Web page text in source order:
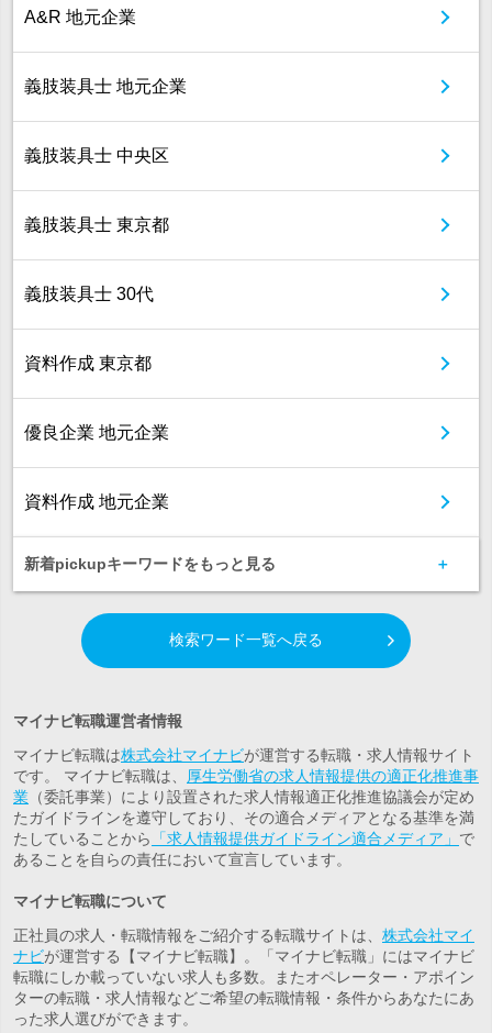
A&R 地元企業
義肢装具士 地元企業
義肢装具士 中央区
義肢装具士 東京都
義肢装具士 30代
資料作成 東京都
優良企業 地元企業
資料作成 地元企業
新着pickupキーワードをもっと見る
検索ワード一覧へ戻る
マイナビ転職運営者情報
マイナビ転職は株式会社マイナビが運営する転職・求人情報サイト
です。 マイナビ転職は、
厚生労働省の求人情報提供の適正化推進事
業 （委託事業）により設置された求人情報適正化推進協議会が定め
たガイドラインを遵守しており、その適合メディアとなる基準を満
たしていることから
「求人情報提供ガイドライン適合メディア」 で
あることを自らの責任において宣言しています。
マイナビ転職について
正社員の求人・転職情報をご紹介する転職サイトは、 株式会社マイ
ナビが運営する【マイナビ転職】。「マイナビ転職」にはマイナビ
転職にしか載っていない求人も多数。またオペレーター・アポイン
ターの転職・求人情報などご希望の転職情報・条件からあなたにあ
った求人選びができます。